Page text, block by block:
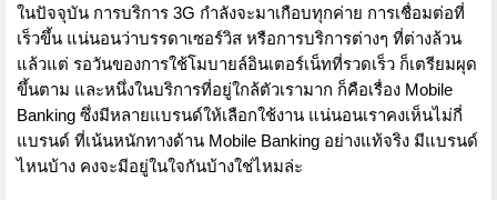
ในปัจจุบัน การบริการ 3G กำลังจะมาเกือบทุกค่าย การเชื่อมต่อที่
เร็วขึ้น แน่นอนว่าบรรดาเซอร์วิส หรือการบริการต่างๆ ที่ต่างล้วน
แล้วแต่ รอวันของการใช้โมบายล์อินเตอร์เน็ทที่รวดเร็ว ก็เตรียมผุด
ขึ้นตาม และหนึ่งในบริการที่อยู่ใกล้ตัวเรามาก ก็คือเรื่อง Mobile
Banking ซึ่งมีหลายแบรนด์ให้เลือกใช้งาน แน่นอนเราคงเห็นไม่กี่
แบรนด์ ที่เน้นหนักทางด้าน Mobile Banking อย่างแท้จริง มีแบรนด์
ไหนบ้าง คงจะมีอยู่ในใจกันบ้างใช่ไหมล่ะ